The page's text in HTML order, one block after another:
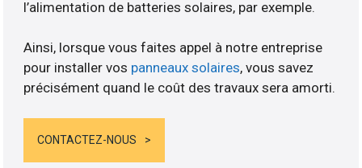
l’alimentation de batteries solaires, par exemple.
Ainsi, lorsque vous faites appel à notre entreprise
pour installer vos panneaux solaires, vous savez
précisément quand le coût des travaux sera amorti.
CONTACTEZ-NOUS